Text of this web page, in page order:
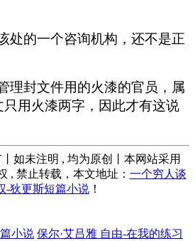
处的一个咨询机构，还不是正
理封文件用的火漆的官员，属
用火漆两字，因此才有这说
如未注明 , 均为原创丨本网站采用
, 禁止转载，本文地址： 一个穷人谈
-狄更斯短篇小说！
小说 保尔·艾吕雅 自由-在我的练习